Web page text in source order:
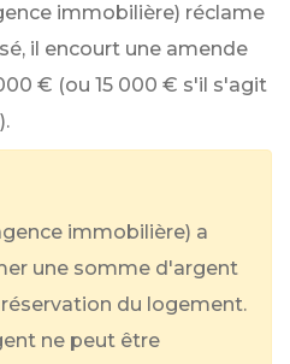
immobilière) réclame
il encourt une amende
€ (ou 15 000 € s'il s'agit
).
immobilière) a
une somme d'argent
du logement.
ne peut être